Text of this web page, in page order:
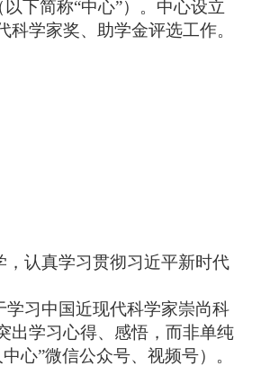
下简称“中心”）。中心设立
学家奖、助学金评选工作。
认真学习贯彻习近平新时代
习中国近现代科学家崇尚科
出学习心得、感悟，而非单纯
心”微信公众号、视频号）。